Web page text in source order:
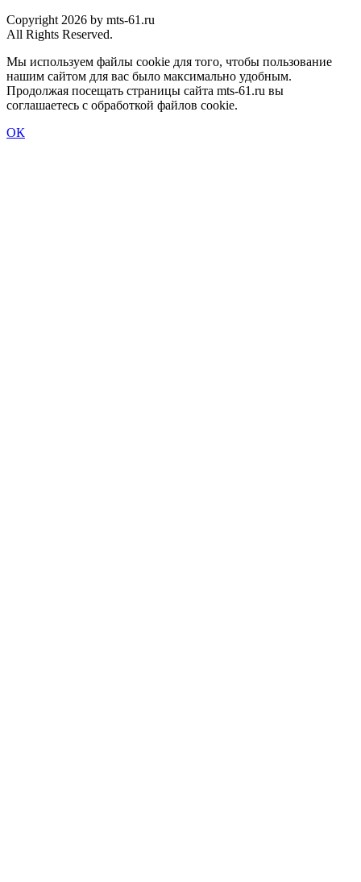
Copyright 2026 by mts-61.ru
All Rights Reserved.
Мы используем файлы cookie для того, чтобы пользование
нашим сайтом для вас было максимально удобным.
Продолжая посещать страницы сайта mts-61.ru вы
соглашаетесь с обработкой файлов cookie.
ОК